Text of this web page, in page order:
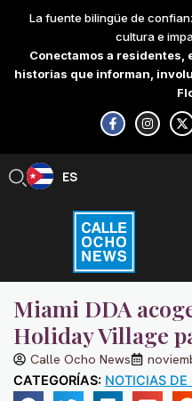
content
La fuente bilingüe de
cultura e
Conectamos a residentes,
historias que informan,
F
a
c
e
-
f
I
n
s
t
X
-
t
w
ES
EN
Miami DDA
Holiday Village
Calle Ocho News
CATEGORÍAS: NOTICIAS DE